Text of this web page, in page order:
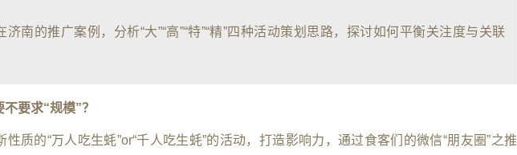
南的推广案例，分析“大”“高”“特”“精”四种活动策划思路，探讨如何平衡关注度与关联
不要求“规模”？
质的“万人吃生蚝”or“千人吃生蚝”的活动，打造影响力，通过食客们的微信“朋友圈”之推